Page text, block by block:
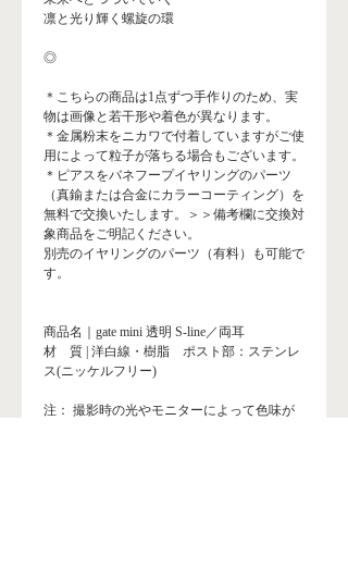
凛と光り輝く螺旋の環
◎
＊こちらの商品は1点ずつ手作りのため、実
物は画像と若干形や着色が異なります。
＊金属粉末をニカワで付着していますがご使
用によって粒子が落ちる場合もございます。
＊ピアスをバネフープイヤリングのパーツ
（真鍮または合金にカラーコーティング）を
無料で交換いたします。＞＞備考欄に交換対
象商品をご明記ください。
別売のイヤリングのパーツ（有料）も可能で
す。
商品名｜gate mini 透明 S-line／両耳
材 質 | 洋白線・樹脂 ポスト部：ステンレ
ス(ニッケルフリー)
注： 撮影時の光やモニターによって色味が